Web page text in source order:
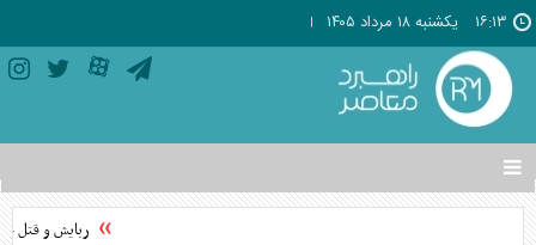
۱۶:۱۳ يکشنبه ۱۸ مرداد ۱۴۰۵
تغییر
وضعیت
منوی
ربایش و قتل